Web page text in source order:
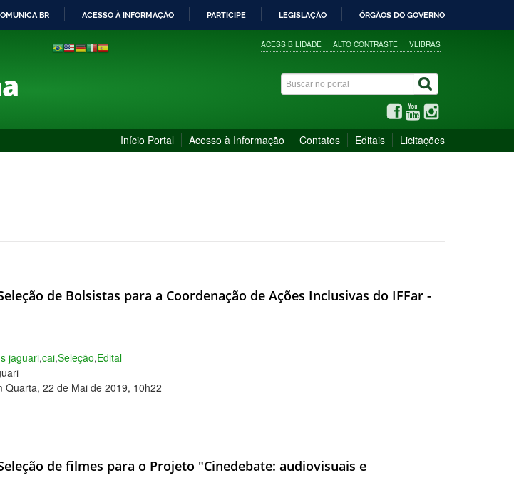
PARA
BR ACESSO À INFORMAÇÃO PARTICIPE LEGISLAÇÃO ÓRGÃOS DO GOVERNO
ACESSIBILIDADE ALTO CONTRASTE VLIBRAS
Início Portal Acesso à Informação Contatos Editais Licitações
de Bolsistas para a Coordenação de Ações Inclusivas do IFFar -
jaguari,cai,Seleção,Edital
Quarta, 22 de Mai de 2019, 10h22
de filmes para o Projeto "Cinedebate: audiovisuais e